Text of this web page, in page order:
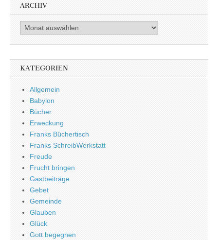
ARCHIV
Archiv
KATEGORIEN
Allgemein
Babylon
Bücher
Erweckung
Franks Büchertisch
Franks SchreibWerkstatt
Freude
Frucht bringen
Gastbeiträge
Gebet
Gemeinde
Glauben
Glück
Gott begegnen